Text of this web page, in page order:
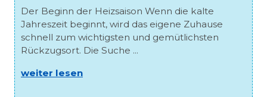
Der Beginn der Heizsaison Wenn die kalte
Jahreszeit beginnt, wird das eigene Zuhause
schnell zum wichtigsten und gemütlichsten
Rückzugsort. Die Suche ...
weiter lesen